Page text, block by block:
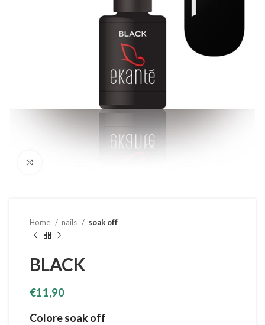
Home nails soak off
BLACK
€11,90
Colore soak off